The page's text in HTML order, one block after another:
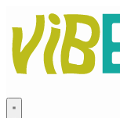
contenido